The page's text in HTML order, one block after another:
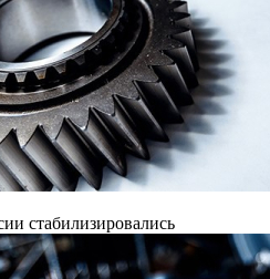
стабилизировались